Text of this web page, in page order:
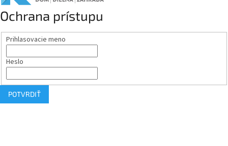
Ochrana prístupu
Prihlasovacie meno
Heslo
POTVRDIŤ